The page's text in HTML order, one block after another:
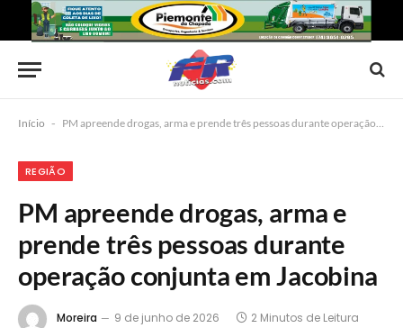
Início - PM apreende drogas, arma e prende três pessoas durante operação conjunta em Jacobina
REGIÃO
PM apreende drogas, arma e
prende três pessoas durante
operação conjunta em Jacobina
Moreira 9 de junho de 2026 2 Minutos de Leitura